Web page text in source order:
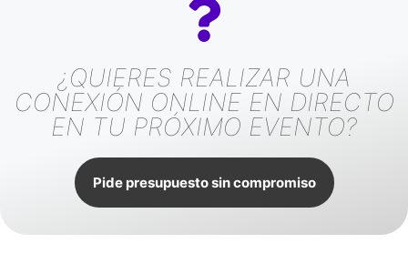
¿QUIERES REALIZAR UNA
CONEXIÓN ONLINE EN DIRECTO
EN TU PRÓXIMO EVENTO?
Pide presupuesto sin compromiso